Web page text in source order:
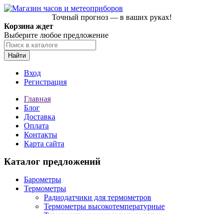
Точный прогноз — в ваших руках!
Корзина ждет
Выберите любое предложение
Найти
Вход
Регистрация
Главная
Блог
Доставка
Оплата
Контакты
Карта сайта
Каталог предложений
Барометры
Термометры
Радиодатчики для термометров
Термометры высокотемпературные